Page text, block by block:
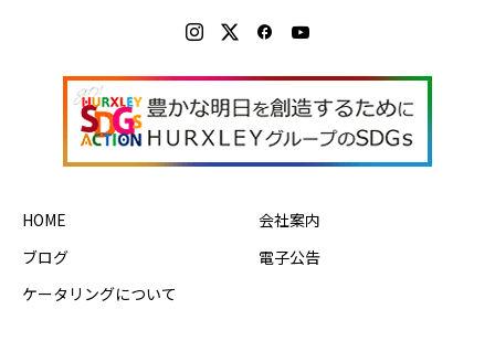
HOME
ブログ
ケータリングについて
会社案内
電子公告